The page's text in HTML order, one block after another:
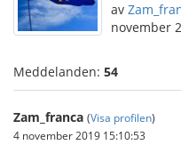
av
november
Meddelanden: 54
Zam_franca (Visa profilen)
4 november 2019 15:10:53